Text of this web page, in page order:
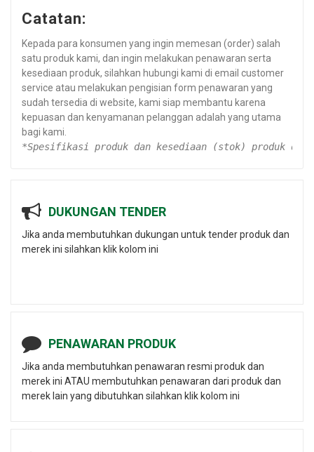
Catatan:
Kepada para konsumen yang ingin memesan (order) salah
satu produk kami, dan ingin melakukan penawaran serta
kesediaan produk, silahkan hubungi kami di email customer
service atau melakukan pengisian form penawaran yang
sudah tersedia di website, kami siap membantu karena
kepuasan dan kenyamanan pelanggan adalah yang utama
bagi kami.
*Spesifikasi produk dan kesediaan (stok) produk
DUKUNGAN TENDER
Jika anda membutuhkan dukungan untuk tender produk dan
merek ini silahkan klik kolom ini
PENAWARAN PRODUK
Jika anda membutuhkan penawaran resmi produk dan
merek ini ATAU membutuhkan penawaran dari produk dan
merek lain yang dibutuhkan silahkan klik kolom ini